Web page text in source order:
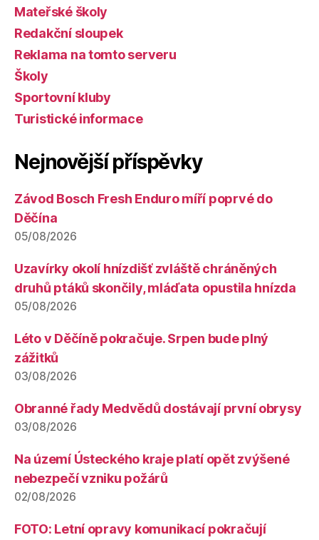
Mateřské školy
Redakční sloupek
Reklama na tomto serveru
Školy
Sportovní kluby
Turistické informace
Nejnovější příspěvky
Závod Bosch Fresh Enduro míří poprvé do
Děčína
05/08/2026
Uzavírky okolí hnízdišť zvláště chráněných
druhů ptáků skončily, mláďata opustila hnízda
05/08/2026
Léto v Děčíně pokračuje. Srpen bude plný
zážitků
03/08/2026
Obranné řady Medvědů dostávají první obrysy
03/08/2026
Na území Ústeckého kraje platí opět zvýšené
nebezpečí vzniku požárů
02/08/2026
FOTO: Letní opravy komunikací pokračují